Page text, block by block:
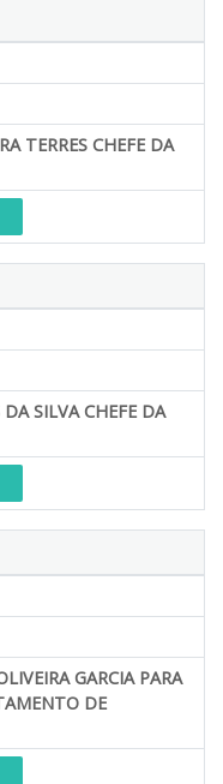
TERRES CHEFE DA
SILVA CHEFE DA
GARCIA PARA
DE